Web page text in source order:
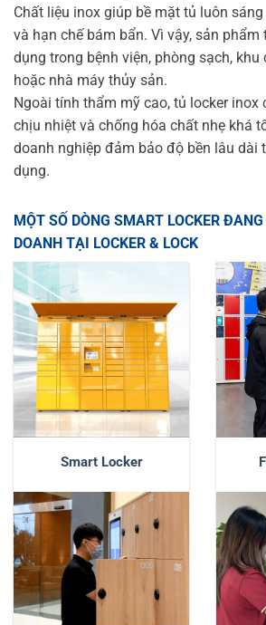
Chất liệu inox giúp bề mặt tủ luôn
và hạn chế bám bẩn. Vì vậy, sản
dụng trong bệnh viện, phòng sạch,
hoặc nhà máy thủy sản.
Ngoài tính thẩm mỹ cao, tủ locker inox
chịu nhiệt và chống hóa chất nhẹ khá
doanh nghiệp đảm bảo độ bền lâu dài
dụng.
MỘT SỐ DÒNG SMART LOCKER
DOANH TẠI LOCKER & LOCK
Smart Locker